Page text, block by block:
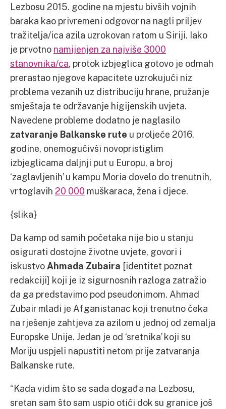
Lezbosu 2015. godine na mjestu bivših vojnih
baraka kao privremeni odgovor na nagli priljev
tražitelja/ica azila uzrokovan ratom u Siriji. Iako
je prvotno namijenjen za najviše 3000
stanovnika/ca, protok izbjeglica gotovo je odmah
prerastao njegove kapacitete uzrokujući niz
problema vezanih uz distribuciju hrane, pružanje
smještaja te održavanje higijenskih uvjeta.
Navedene probleme dodatno je naglasilo
zatvaranje Balkanske rute u proljeće 2016.
godine, onemogućivši novopristiglim
izbjeglicama daljnji put u Europu, a broj
‘zaglavljenih’ u kampu Moria dovelo do trenutnih,
vrtoglavih 20 000 muškaraca, žena i djece.
{slika}
Da kamp od samih početaka nije bio u stanju
osigurati dostojne životne uvjete, govori i
iskustvo Ahmada Zubaira [identitet poznat
redakciji] koji je iz sigurnosnih razloga zatražio
da ga predstavimo pod pseudonimom. Ahmad
Zubair mladi je Afganistanac koji trenutno čeka
na rješenje zahtjeva za azilom u jednoj od zemalja
Europske Unije. Jedan je od ‘sretnika’ koji su
Moriju uspjeli napustiti netom prije zatvaranja
Balkanske rute.
“Kada vidim što se sada događa na Lezbosu,
sretan sam što sam uspio otići dok su granice još